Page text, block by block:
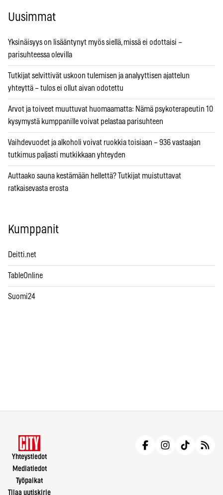
Uusimmat
Yksinäisyys on lisääntynyt myös siellä, missä ei odottaisi –
parisuhteessa olevilla
Tutkijat selvittivät uskoon tulemisen ja analyyttisen ajattelun
yhteyttä – tulos ei ollut aivan odotettu
Arvot ja toiveet muuttuvat huomaamatta: Nämä psykoterapeutin 10
kysymystä kumppanille voivat pelastaa parisuhteen
Vaihdevuodet ja alkoholi voivat ruokkia toisiaan – 936 vastaajan
tutkimus paljasti mutkikkaan yhteyden
Auttaako sauna kestämään hellettä? Tutkijat muistuttavat
ratkaisevasta erosta
Kumppanit
Deitti.net
TableOnline
Suomi24
Yhteystiedot
Mediatiedot
Työpaikat
Tilaa uutiskirje